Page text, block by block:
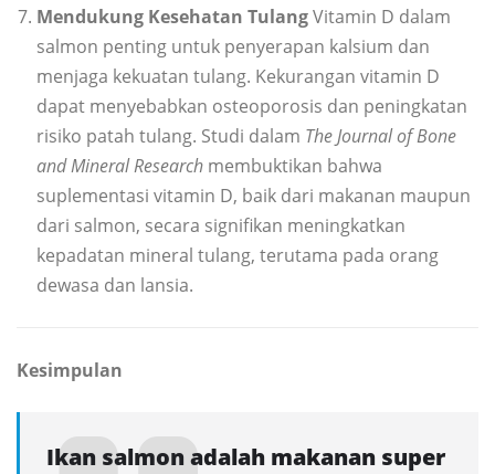
Mendukung Kesehatan TulangVitamin D dalam
salmon penting untuk penyerapan kalsium dan
menjaga kekuatan tulang. Kekurangan vitamin D
dapat menyebabkan osteoporosis dan peningkatan
risiko patah tulang. Studi dalam The Journal of Bone
and Mineral Research membuktikan bahwa
suplementasi vitamin D, baik dari makanan maupun
dari salmon, secara signifikan meningkatkan
kepadatan mineral tulang, terutama pada orang
dewasa dan lansia.
Kesimpulan
Ikan salmon adalah makanan super